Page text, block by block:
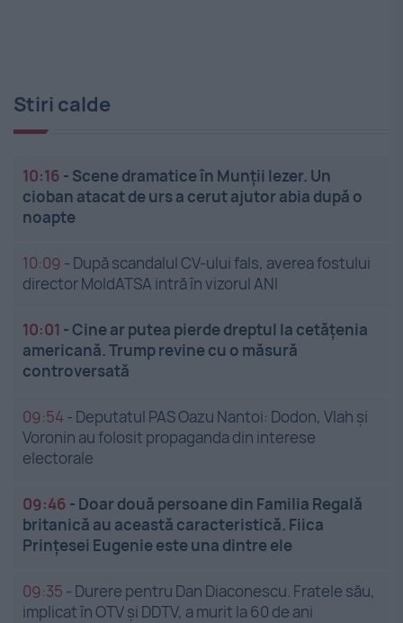
Stiri calde
10:16 - Scene dramatice în Munții Iezer. Un
cioban atacat de urs a cerut ajutor abia după o
noapte
10:09 - După scandalul CV-ului fals, averea fostului
director MoldATSA intră în vizorul ANI
10:01 -Cine ar putea pierde dreptul la cetățenia
americană. Trump revine cu o măsură
controversată
09:54 - Deputatul PAS Oazu Nantoi: Dodon, Vlah și
Voronin au folosit propaganda din interese
electorale
09:46 - Doar două persoane din Familia Regală
britanică au această caracteristică. Fiica
Prințesei Eugenie este una dintre ele
09:35 - Durere pentru Dan Diaconescu. Fratele său,
implicat în OTV și DDTV, a murit la 60 de ani